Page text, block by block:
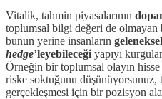
Vitalik, tahmin piyasalarının
toplumsal bilgi değeri de
bunun yerine insanların
hedge’leyebileceği yapıyı
Örneğin bir toplumsal olayın hisse
riske soktuğunu düşünüyorsunuz,
gerçekleşmesi için bir pozisyon